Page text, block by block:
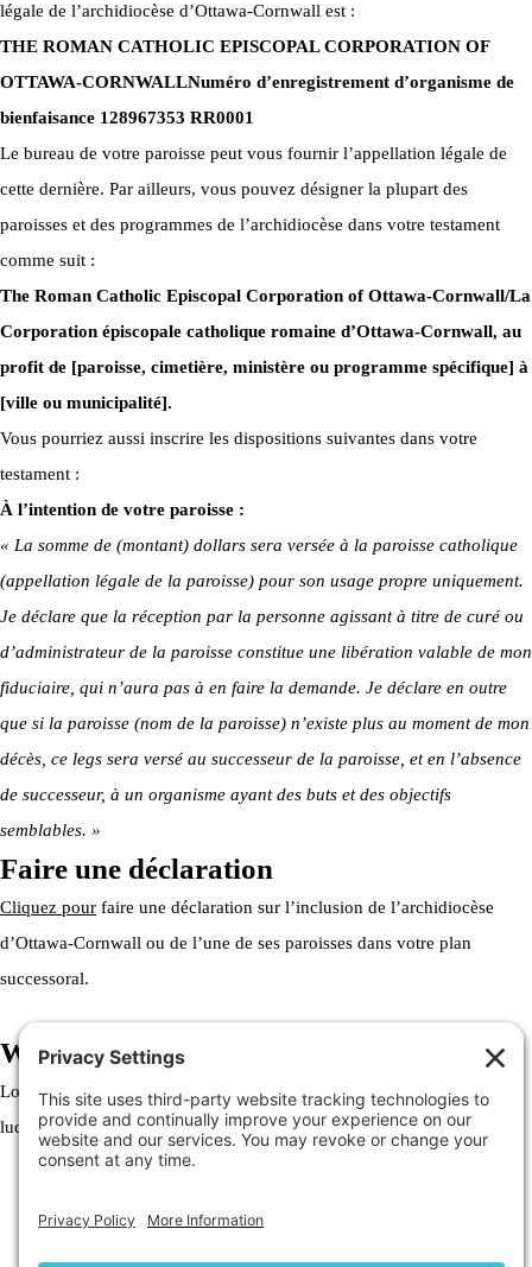
légale de l’archidiocèse d’Ottawa-Cornwall est :
THE ROMAN CATHOLIC EPISCOPAL CORPORATION OF
OTTAWA-CORNWALLNuméro d’enregistrement d’organisme de
bienfaisance 128967353 RR0001
Le bureau de votre paroisse peut vous fournir l’appellation légale de
cette dernière. Par ailleurs, vous pouvez désigner la plupart des
paroisses et des programmes de l’archidiocèse dans votre testament
comme suit :
The Roman Catholic Episcopal Corporation of Ottawa-Cornwall/La
Corporation épiscopale catholique romaine d’Ottawa-Cornwall, au
profit de [paroisse, cimetière, ministère ou programme spécifique] à
[ville ou municipalité].
Vous pourriez aussi inscrire les dispositions suivantes dans votre
testament :
À l’intention de votre paroisse :
« La somme de (montant) dollars sera versée à la paroisse catholique
(appellation légale de la paroisse) pour son usage propre uniquement.
Je déclare que la réception par la personne agissant à titre de curé ou
d’administrateur de la paroisse constitue une libération valable de mon
fiduciaire, qui n’aura pas à en faire la demande. Je déclare en outre
que si la paroisse (nom de la paroisse) n’existe plus au moment de mon
décès, ce legs sera versé au successeur de la paroisse, et en l’absence
de successeur, à un organisme ayant des buts et des objectifs
semblables. »
Faire une déclaration
Cliquez pour faire une déclaration sur l’inclusion de l’archidiocèse
d’Ottawa-Cornwall ou de l’une de ses paroisses dans votre plan
successoral.
Welcome to the Archdiocese
Lorem ipsum dolor sit amet, consectetur adipiscing elit. Ut elit tellus,
luctus nec ullamcorper mattis, pulvinar dapibus leo.